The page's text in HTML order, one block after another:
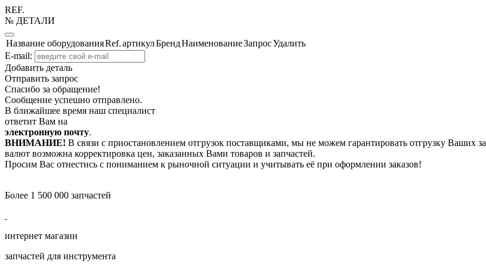
REF.
№ ДЕТАЛИ
Название оборудованияRef.артикулБрендНаименованиеЗапросУдалить
E-mail:
Добавить деталь
Отправить запрос
Спасибо за обращение!
Сообщение успешно отправлено.
В ближайшее время наш специалист
ответит Вам на
электронную почту.
ВНИМАНИЕ! В связи с приостановлением отгрузок поставщиками, мы не можем гарантировать отгрузку Ваших
валют возможна корректировка цен, заказанных Вами товаров и запчастей.
Просим Вас отнестись с пониманием к рыночной ситуации и учитывать её при оформлении заказов!
Более 1 500 000 запчастей
интернет магазин
запчастей для инструмента